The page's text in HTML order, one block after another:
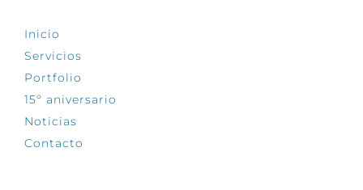
Inicio
Servicios
Portfolio
15º aniversario
Noticias
Contacto